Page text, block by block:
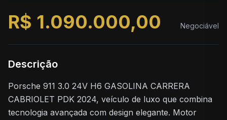
R$ 1.090.000,00 Negociável
Descrição
Porsche 911 3.0 24V H6 GASOLINA CARRERA
CABRIOLET PDK 2024, veículo de luxo que combina
tecnologia avançada com design elegante. Motor